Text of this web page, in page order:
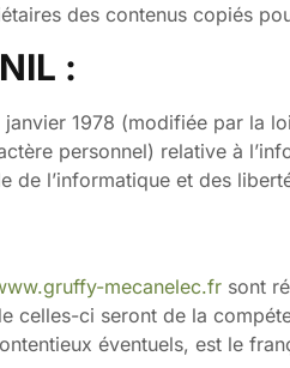
des contenus copiés
:
1978 (modifiée par la
personnel) relative à
de l’informatique et des
mecanelec.fr sont
celles-ci seront de la
éventuels, est le